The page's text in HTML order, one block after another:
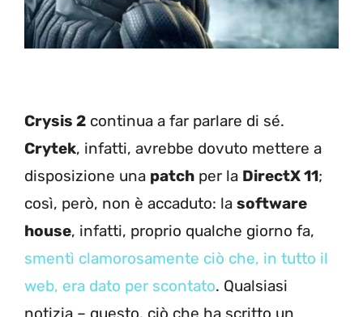
Crysis 2 continua a far parlare di sé.
Crytek, infatti, avrebbe dovuto mettere a
disposizione una patch per la DirectX 11;
così, però, non è accaduto: la software
house, infatti, proprio qualche giorno fa,
smentì clamorosamente ciò che, in tutto il
web, era dato per scontato. Qualsiasi